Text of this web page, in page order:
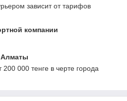
зависит от тарифов
компании
Алматы
000 тенге в черте города